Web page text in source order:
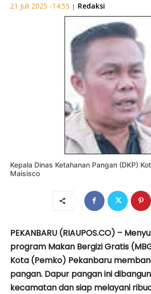
21 Juli 2025 -14:55 | Redaksi
Kepala Dinas Ketahanan Pangan (DKP)
Maisisco
PEKANBARU (RIAUPOS.CO) –
program Makan Bergizi Gratis
Kota (Pemko) Pekanbaru
pangan. Dapur pangan ini
kecamatan dan siap melayani